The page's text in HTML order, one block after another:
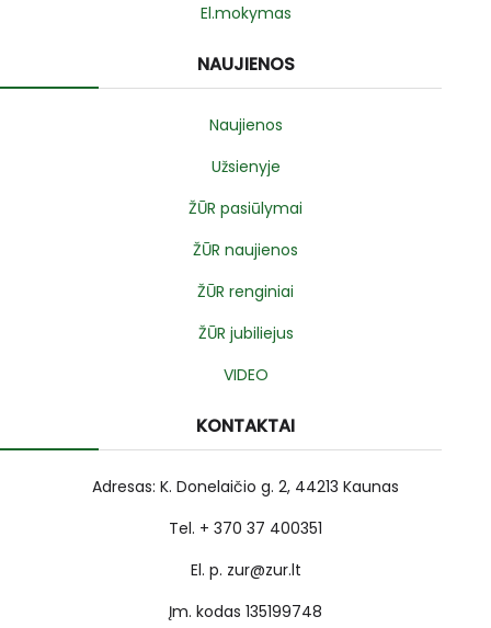
El.mokymas
NAUJIENOS
Naujienos
Užsienyje
ŽŪR pasiūlymai
ŽŪR naujienos
ŽŪR renginiai
ŽŪR jubiliejus
VIDEO
KONTAKTAI
Adresas: K. Donelaičio g. 2, 44213 Kaunas
Tel. + 370 37 400351
El. p. zur@zur.lt
Įm. kodas 135199748